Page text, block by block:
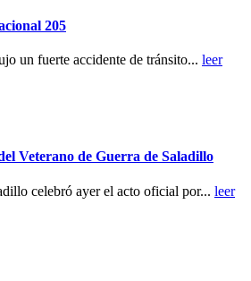
205
un fuerte accidente de tránsito... leer
Veterano de Guerra de Saladillo
celebró ayer el acto oficial por... leer